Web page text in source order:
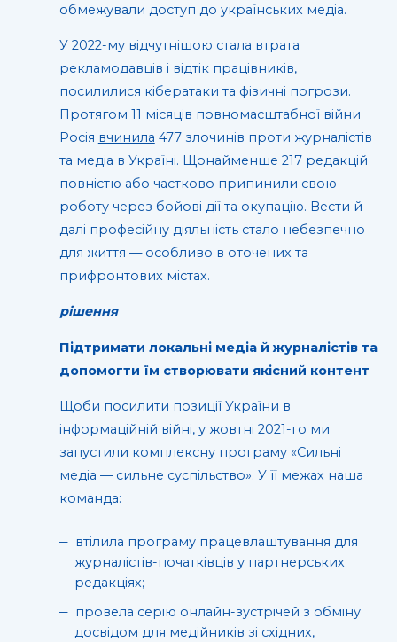
обмежували доступ до українських медіа.
У 2022-му відчутнішою стала втрата
рекламодавців і відтік працівників,
посилилися кібератаки та фізичні погрози.
Протягом 11 місяців повномасштабної війни
Росія вчинила 477 злочинів проти журналістів
та медіа в Україні. Щонайменше 217 редакцій
повністю або частково припинили свою
роботу через бойові дії та окупацію. Вести й
далі професійну діяльність стало небезпечно
для життя — особливо в оточених та
прифронтових містах.
рішення
Підтримати локальні медіа й журналістів та
допомогти їм створювати якісний контент
Щоби посилити позиції України в
інформаційній війні, у жовтні 2021-го ми
запустили комплексну програму «Сильні
медіа — сильне суспільство». У її межах наша
команда:
втілила програму працевлаштування для
журналістів-початківців у партнерських
редакціях;
провела серію онлайн-зустрічей з обміну
досвідом для медійників зі східних,